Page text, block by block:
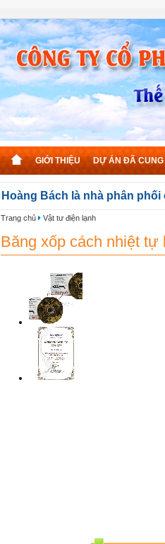
GIỚI THIỆU DỰ ÁN ĐÃ
Hoàng Bách là nhà phân
Trang chủ Vật tư điện lạnh
Băng xốp cách nhiệt tự